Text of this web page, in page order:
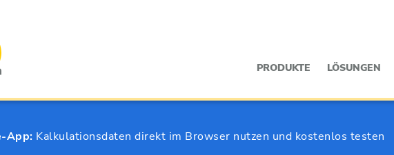
PRODUKTE LÖSUNGEN
App: Kalkulationsdaten direkt im Browser nutzen und kostenlos testen